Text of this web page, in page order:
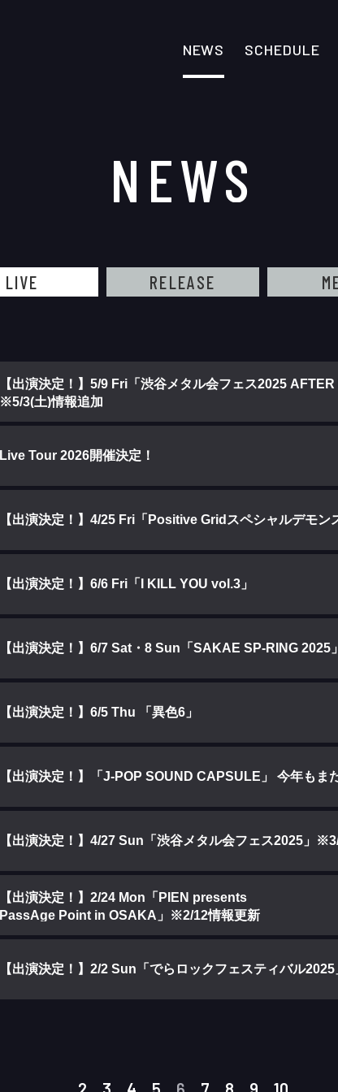
NEWS SCHEDULE
NEWS
LIVE RELEASE
【出演決定！】5/9 Fri「渋谷メタル会フェス2025
※5/3(土)情報追加
Live Tour 2026開催決定！
【出演決定！】4/25 Fri「Positive Gridスペシャルデモン
【出演決定！】6/6 Fri「I KILL YOU vol.3」
【出演決定！】6/7 Sat・8 Sun「SAKAE SP-RING
【出演決定！】6/5 Thu 「異色6」
【出演決定！】「J-POP SOUND CAPSULE」 今年もま
【出演決定！】4/27 Sun「渋谷メタル会フェス2025」
【出演決定！】2/24 Mon「PIEN presents
PassAge Point in OSAKA」※2/12情報更新
【出演決定！】2/2 Sun「でらロックフェスティバル